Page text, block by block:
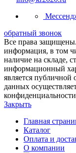
обратный звонок
Все права
информация, в том
наличие на складе,
информационный
является публичной
данных
Закрыть
Главная
Каталог
Оплата и
О компании